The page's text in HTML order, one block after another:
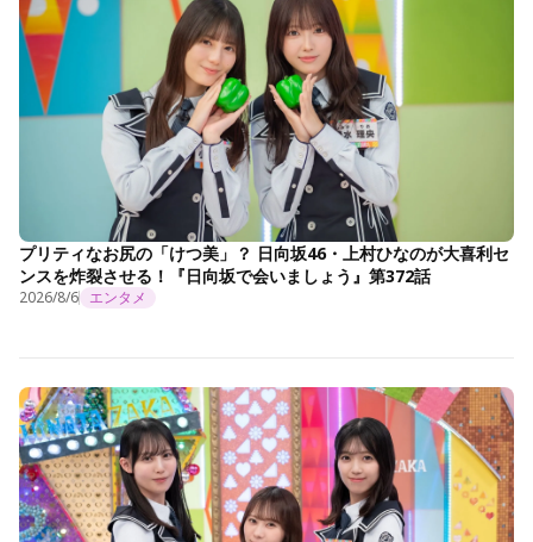
プリティなお尻の「けつ美」？ 日向坂46・上村ひなのが大喜利セ
ンスを炸裂させる！『日向坂で会いましょう』第372話
2026/8/6 エンタメ